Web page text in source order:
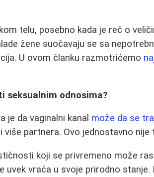
telu, posebno kada je reč o
žene suočavaju se sa
U ovom članku razmotrićemo
seksualnim odnosima?
je da vaginalni kanal može da se
partnera. Ovo jednostavno nije
koji se privremeno može
uvek vraća u svoje prirodno stanje.